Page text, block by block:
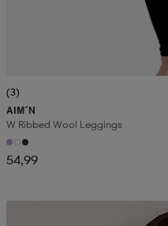
(3)
AIM´N
W Ribbed Wool Leggings
54,99